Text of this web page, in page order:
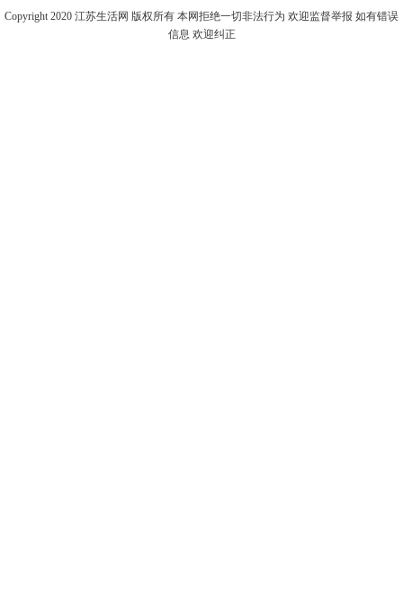
Copyright 2020 江苏生活网 版权所有 本网拒绝一切非法行为 欢迎监督举报 如有错误
信息 欢迎纠正